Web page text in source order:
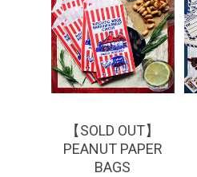
¥440
【SOLD OUT】
PEANUT PAPER
BAGS